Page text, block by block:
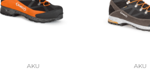
AKU AKU